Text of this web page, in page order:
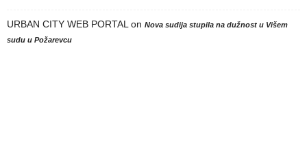
URBAN CITY WEB PORTAL on Nova sudija stupila na dužnost u Višem
sudu u Požarevcu